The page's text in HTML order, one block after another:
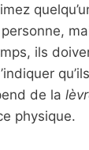
ils
de la
physique.